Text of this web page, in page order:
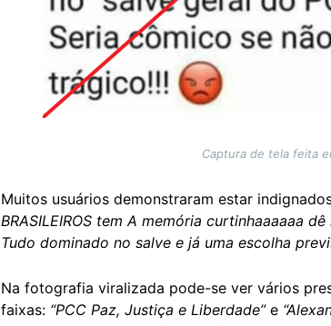
Captura de tela feita
Muitos usuários demonstraram estar
BRASILEIROS tem A memória curtinhaaaaaa dê
Tudo dominado no salve e já uma escolha
Na fotografia viralizada pode-se ver vários
faixas: “PCC Paz, Justiça e Liberdade”e